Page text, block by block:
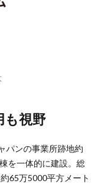
も視野
パンの事業所跡地約
を一体的に建設。総
65万5000平方メート